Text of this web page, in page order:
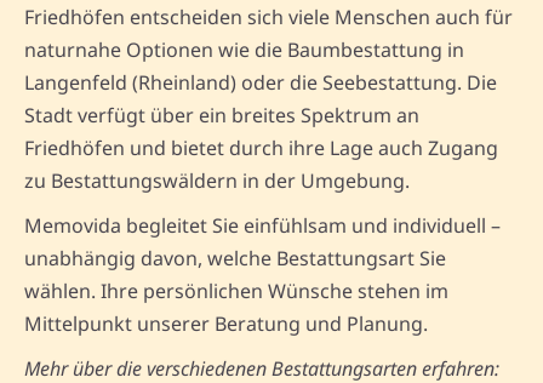
Friedhöfen entscheiden sich viele Menschen auch für
naturnahe Optionen wie die Baumbestattung in
Langenfeld (Rheinland) oder die Seebestattung. Die
Stadt verfügt über ein breites Spektrum an
Friedhöfen und bietet durch ihre Lage auch Zugang
zu Bestattungswäldern in der Umgebung.
Memovida begleitet Sie einfühlsam und individuell –
unabhängig davon, welche Bestattungsart Sie
wählen. Ihre persönlichen Wünsche stehen im
Mittelpunkt unserer Beratung und Planung.
Mehr über die verschiedenen Bestattungsarten erfahren: